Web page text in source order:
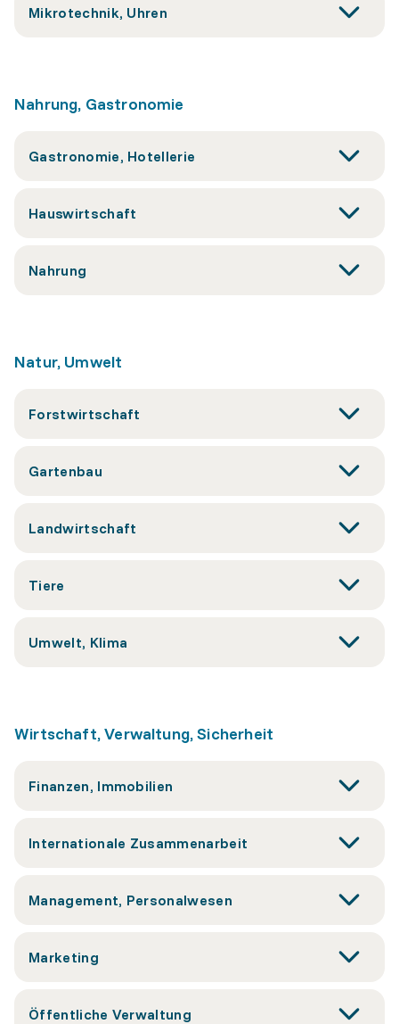
Mikrotechnik, Uhren
Nahrung, Gastronomie
Gastronomie, Hotellerie
Hauswirtschaft
Nahrung
Natur, Umwelt
Forstwirtschaft
Gartenbau
Landwirtschaft
Tiere
Umwelt, Klima
Wirtschaft, Verwaltung, Sicherheit
Finanzen, Immobilien
Internationale Zusammenarbeit
Management, Personalwesen
Marketing
Öffentliche Verwaltung